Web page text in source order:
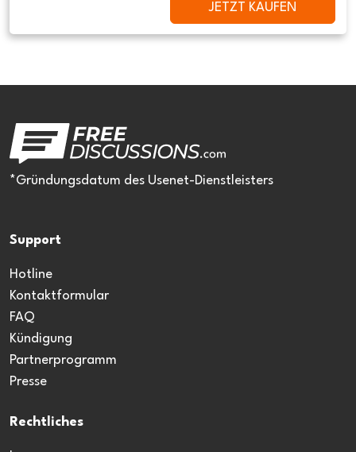
JETZT KAUFEN
*Gründungsdatum des Usenet-Dienstleisters
Support
Hotline
Kontaktformular
FAQ
Kündigung
Partnerprogramm
Presse
Rechtliches